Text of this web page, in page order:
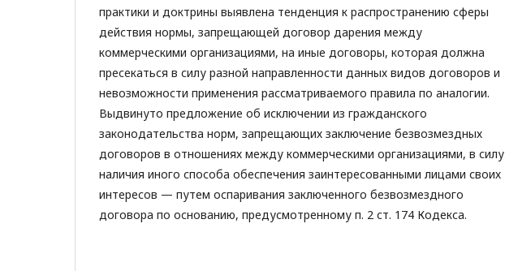
практики и доктрины выявлена тенденция к распространению сферы
действия нормы, запрещающей договор дарения между
коммерческими организациями, на иные договоры, которая должна
пресекаться в силу разной направленности данных видов договоров и
невозможности применения рассматриваемого правила по аналогии.
Выдвинуто предложение об исключении из гражданского
законодательства норм, запрещающих заключение безвозмездных
договоров в отношениях между коммерческими организациями, в силу
наличия иного способа обеспечения заинтересованными лицами своих
интересов — путем оспаривания заключенного безвозмездного
договора по основанию, предусмотренному п. 2 ст. 174 Кодекса.